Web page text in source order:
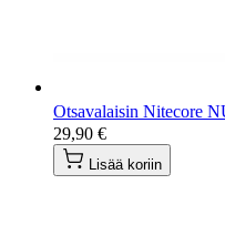
Otsavalaisin Nitecore
29,90 €
Lisää koriin